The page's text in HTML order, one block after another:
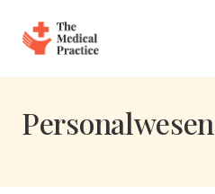
Personalwesen